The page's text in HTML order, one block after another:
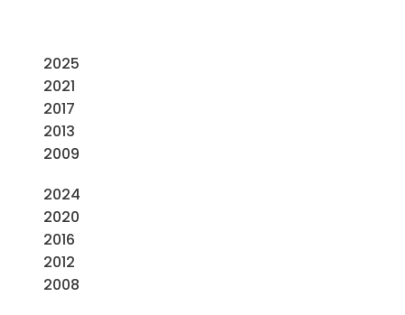
2025
2021
2017
2013
2009
2024
2020
2016
2012
2008